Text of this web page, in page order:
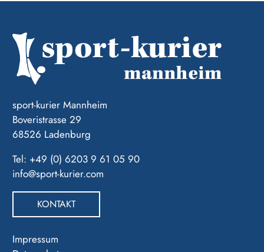
sport-kurier Mannheim
Boveristrasse 29
68526 Ladenburg
Tel: +49 (0) 6203 9 61 05 90
info@sport-kurier.com
KONTAKT
Impressum